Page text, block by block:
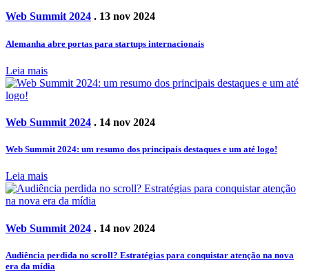
Web Summit 2024 . 13 nov 2024
Alemanha abre portas para startups internacionais
Leia mais
Web Summit 2024 . 14 nov 2024
Web Summit 2024: um resumo dos principais destaques e um até logo!
Leia mais
Web Summit 2024 . 14 nov 2024
Audiência perdida no scroll? Estratégias para conquistar atenção na nova
era da mídia